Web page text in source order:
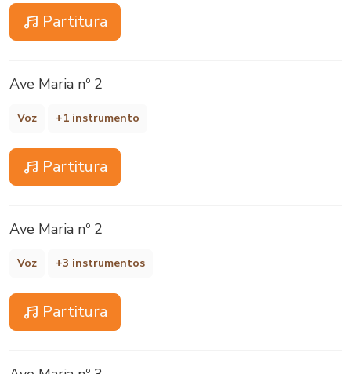
Partitura
Ave Maria nº 2
Voz +1 instrumento
Partitura
Ave Maria nº 2
Voz +3 instrumentos
Partitura